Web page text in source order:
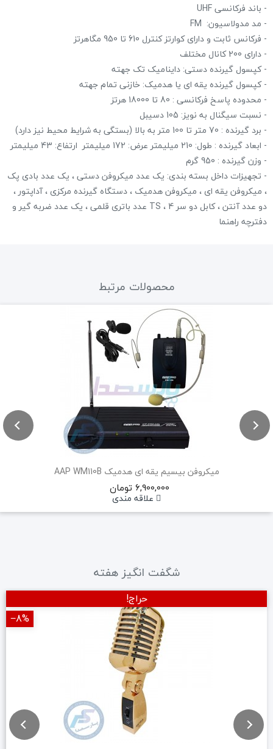
- باند فرکانسی UHF
- مد مدولاسیون: FM
- فرکانس ثابت و دارای کوارتز کنترل 610 تا 950 مگاهرتز
- دارای 200 کانال مختلف
- کپسول گیرنده دستی: داینامیک تک جهته
- کپسول گیرنده یقه ای یا هدمیک: خازنی تمام جهته
- محدوده پاسخ فرکانسی : 80 تا 18000 هرتز
- نسبت سیگنال به نویز: 105 دسیبل
- برد گیرنده : 70 متر تا 100 متر به بالا (بستگی به شرایط محیط نیز دارد)
- ابعاد گیرنده : طول: 210 میلیمتر عرض: 172 میلیمتر ارتفاع: 43 میلیمتر
- وزن گیرنده : 950 گرم
- تجهیزات داخل بسته بندی: یک عدد میکروفن دستی ، یک عدد بادی پک
، میکروفن یقه ای ، میکروفن هدمیک ، دستگاه گیرنده مرکزی ، آداپتور ،
دو عدد آنتن ، کابل دو سر TS ، 4 عدد باتری قلمی ، یک عدد ضربه گیر و
دفترچه راهنما
محصولات مرتبط
میکروفن بیسیم یقه ای هدمیک AAP WM110B
6,900,000 تومان
علاقه مندی
شگفت انگیز هفته
حراج!
‎−8%